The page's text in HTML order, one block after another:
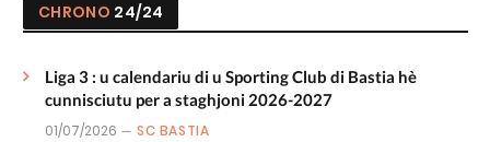
CHRONO 24/24
Liga 3 : u calendariu di u Sporting Club di Bastia hè
cunnisciutu per a staghjoni 2026-2027
01/07/2026 SC BASTIA